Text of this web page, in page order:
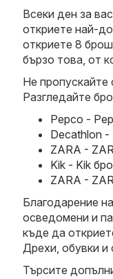
Всеки ден за
откриете най-
откриете 8
бързо това, от
Не
Разгледайте
Pepco -
Decathlon -
ZARA -
Kik - Kik
ZARA -
Благодарение
осведомени и
къде да
Дрехи, обувки и
Търсите